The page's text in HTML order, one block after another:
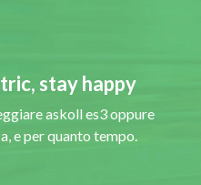
stay happy
askoll es3 oppure
e per quanto tempo.